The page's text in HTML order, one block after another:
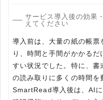
サービス導入後の効果
えてください
導入前は、大量の紙の帳票
り、時間と手間がかかる
すい状況でした。特に、
の読み取りに多くの時間を
SmartRead導入後は、AI